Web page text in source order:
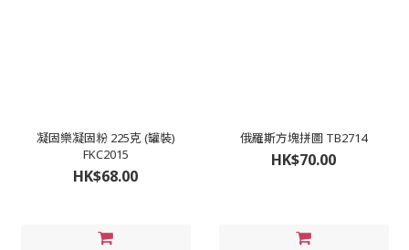
凝固樂凝固粉 225克 (罐裝)
FKC2015
HK$68.00
俄羅斯方塊拼圖 TB2714
HK$70.00